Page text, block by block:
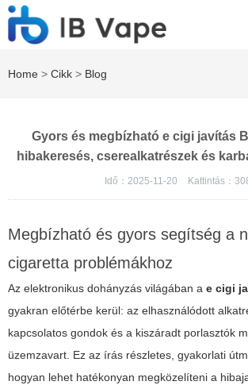
Home > Cikk > Blog
Gyors és megbízható e cigi javítás
hibakeresés, cserealkatrészek és
Idő：2025-11-20 Kattintás：
Megbízható és gyors segítség a
cigaretta problémákhoz
Az elektronikus dohányzás világában a e cigi
gyakran előtérbe kerül: az elhasználódott
kapcsolatos gondok és a kiszáradt porlasztók
üzemzavart. Ez az írás részletes, gyakorlati
hogyan lehet hatékonyan megközelíteni a